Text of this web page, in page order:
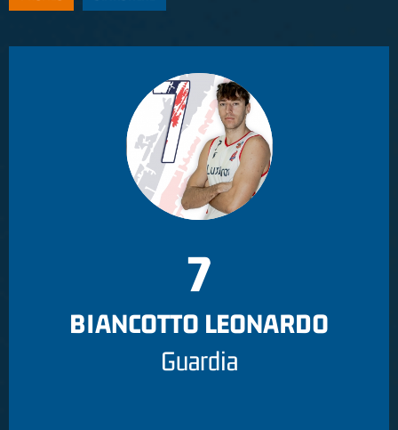
7
BIANCOTTO LEONARDO
Guardia